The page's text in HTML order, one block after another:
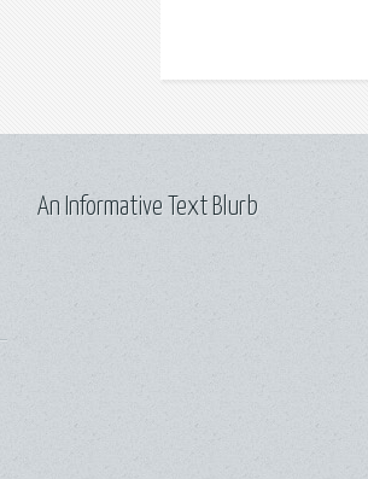
An Informative Text Blurb